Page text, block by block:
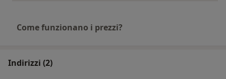
Come funzionano i prezzi?
Indirizzi (2)